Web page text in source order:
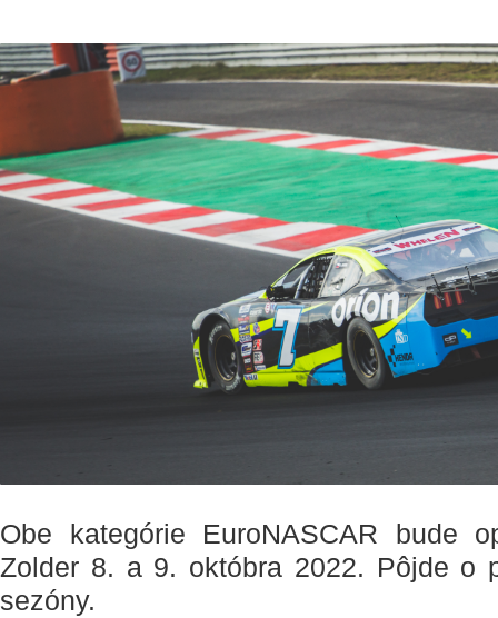
Obe kategórie EuroNASCAR bude
Zolder 8. a 9. októbra 2022. Pôjde o
sezóny.